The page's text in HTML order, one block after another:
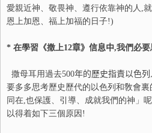
愛親近神、敬畏神、遵行依靠神的人,
恩上加恩、福上加福的日子!)
* 在學習《撒上12章》信息中,我們必
撒母耳用過去500年的歷史指責以色
要多多思考歷史歷代的以色列和敎會
同在,也保護、引導、成就我們的神」
以得着如下三個原因!